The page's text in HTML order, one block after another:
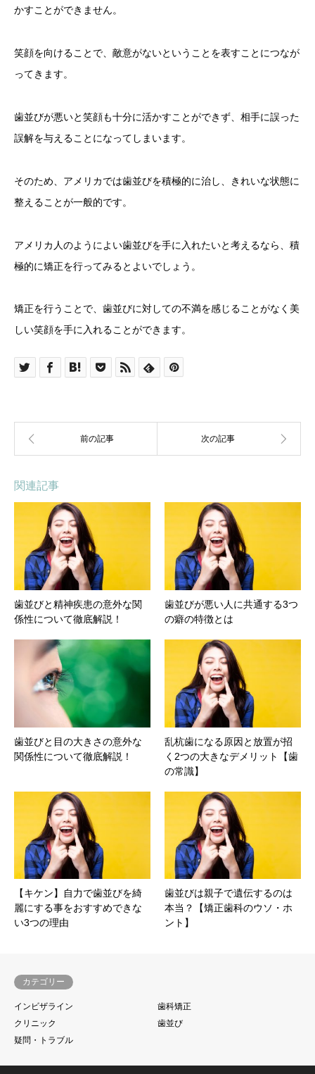
かすことができません。
笑顔を向けることで、敵意がないということを表すことにつなが
ってきます。
歯並びが悪いと笑顔も十分に活かすことができず、相手に誤った
誤解を与えることになってしまいます。
そのため、アメリカでは歯並びを積極的に治し、きれいな状態に
整えることが一般的です。
アメリカ人のようによい歯並びを手に入れたいと考えるなら、積
極的に矯正を行ってみるとよいでしょう。
矯正を行うことで、歯並びに対しての不満を感じることがなく美
しい笑顔を手に入れることができます。
関連記事
歯並びと精神疾患の意外な関
係性について徹底解説！
歯並びが悪い人に共通する3つ
の癖の特徴とは
歯並びと目の大きさの意外な
関係性について徹底解説！
乱杭歯になる原因と放置が招
く2つの大きなデメリット【歯
の常識】
【キケン】自力で歯並びを綺
麗にする事をおすすめできな
い3つの理由
歯並びは親子で遺伝するのは
本当？【矯正歯科のウソ・ホ
ント】
カテゴリー
インビザライン
歯科矯正
クリニック
歯並び
疑問・トラブル